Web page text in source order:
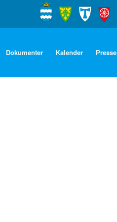
Dokumenter Kalender Presse